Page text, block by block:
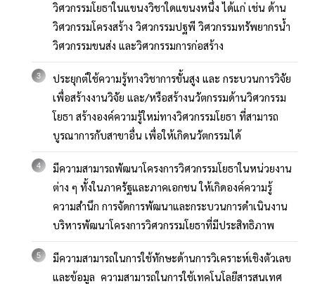
วิศวกรรมโยธาในแขนงวิชาใดแขนงหนึ่ง ได้แก่ เช่น ด้าน
วิศวกรรมโครงสร้าง วิศวกรรมปฐพี วิศวกรรมทรัพยากรน้ำ
วิศวกรรมขนส่ง และวิศวกรรมการก่อสร้าง
ประยุกต์ใช้ความรู้ทางวิชาการขั้นสูง และ กระบวนการวิจัย
เพื่อสร้างงานวิจัย และ/หรือสร้างนวัตกรรมด้านวิศวกรรม
โยธา สร้างองค์ความรู้ใหม่ทางวิศวกรรมโยธา ที่สามารถ
บูรณาการกับสาขาอื่น เพื่อให้เกิดนวัตกรรมได้
มีความสามารถพัฒนาโครงการวิศวกรรมโยธาในหน่วยงาน
ต่าง ๆ ทั้งในภาครัฐและภาคเอกชน ให้เกิดองค์ความรู้
ความสำนึก การจัดการพัฒนาและกระบวนการดำเนินงาน
บริหารพัฒนาโครงการวิศวกรรมโยธาที่มีประสิทธิภาพ
มีความสามารถในการใช้ทักษะด้านการวิเคราะห์เชิงตัวเลข
และข้อมูล ความสามารถในการใช้เทคโนโลยีสารสนเทศ